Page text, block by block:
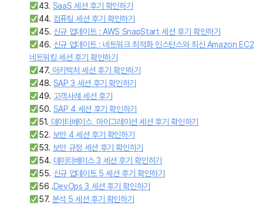
43. SaaS 세션 후기 확인하기
44. 컴퓨팅 세션 후기 확인하기
45. 신규 업데이트 : AWS SnapStart 세션 후기 확인하기
46. 신규 업데이트 : 네트워크 최적화 인스턴스와 최신 Amazon EC2
네트워킹 세션 후기 확인하기
47. 아키텍처 세션 후기 확인하기
48. SAP 3 세션 후기 확인하기
49. 고객사례 세션 후기
50. SAP 4 세션 후기 확인하기
51. 데이터베이스, 마이그레이션 세션 후기 확인하기
52. 보안 4 세션 후기 확인하기
53. 보안 규정 세션 후기 확인하기
54. 데이터베이스 3 세션 후기 확인하기
55. 신규 업데이트 5 세션 후기 확인하기
56 .DevOps 3 세션 후기 확인하기
57. 분석 5 세션 후기 확인하기